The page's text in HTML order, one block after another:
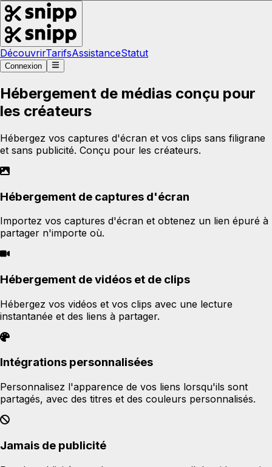
DécouvrirTarifsAssistanceStatut
Connexion
Hébergement de médias conçu pour
les créateurs
Hébergez vos captures d'écran et vos clips sans filigrane
et sans publicité. Conçu pour les créateurs.
Hébergement de captures d'écran
Importez vos captures d'écran et obtenez un lien épuré à
partager n'importe où.
Hébergement de vidéos et de clips
Hébergez vos vidéos et vos clips avec une lecture
instantanée et des liens à partager.
Intégrations personnalisées
Personnalisez l'apparence de vos liens lorsqu'ils sont
partagés, avec des titres et des couleurs personnalisés.
Jamais de publicité